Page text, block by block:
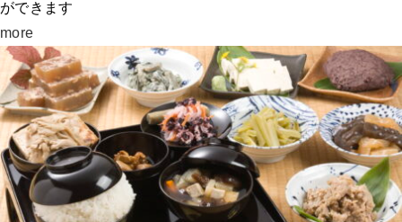
ができます
more